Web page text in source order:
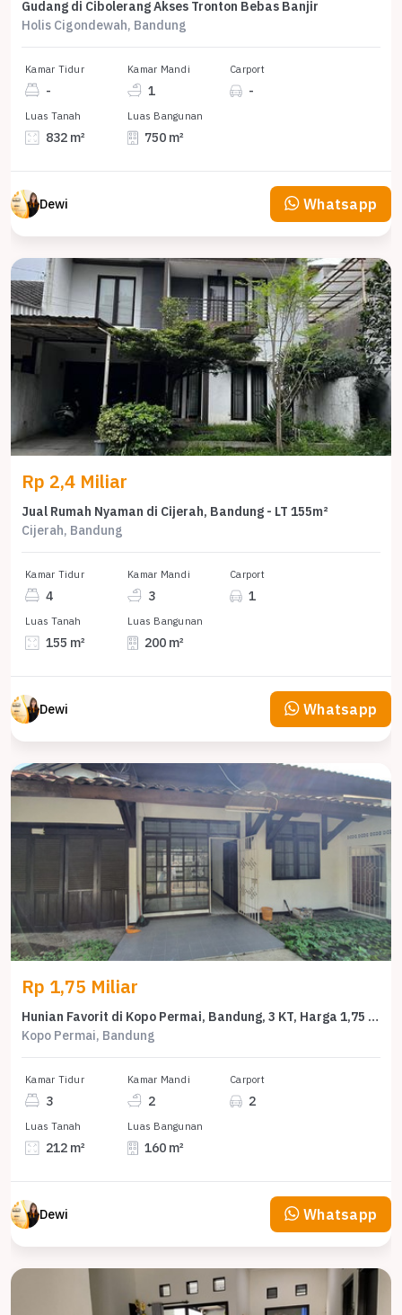
Gudang di Cibolerang Akses Tronton Bebas Banjir
Holis Cigondewah, Bandung
Kamar Tidur
-
Kamar Mandi
1
Carport
-
Luas Tanah
832 m²
Luas Bangunan
750 m²
Dewi Whatsapp
Rp 2,4 Miliar
Jual Rumah Nyaman di Cijerah, Bandung - LT 155m²
Cijerah, Bandung
Kamar Tidur
4
Kamar Mandi
3
Carport
1
Luas Tanah
155 m²
Luas Bangunan
200 m²
Dewi Whatsapp
Rp 1,75 Miliar
Hunian Favorit di Kopo Permai, Bandung, 3 KT, Harga 1,75 Miliar
Kopo Permai, Bandung
Kamar Tidur
3
Kamar Mandi
2
Carport
2
Luas Tanah
212 m²
Luas Bangunan
160 m²
Dewi Whatsapp